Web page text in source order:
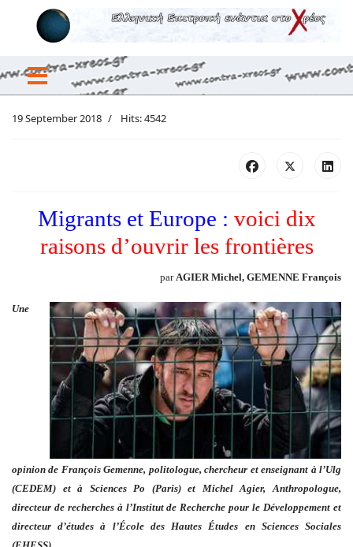
19 September 2018 Hits: 4542
Migrants et Europe : voici dix
raisons d’ouvrir les frontières
par AGIER Michel, GEMENNE François
Une
opinion de François Gemenne, politologue, chercheur et enseignant à l’Ulg
(CEDEM) et à Sciences Po (Paris) et Michel Agier, Anthropologue,
directeur de recherches à l’Institut de Recherche pour le Développement et
directeur d’études à l’École des Hautes Études en Sciences Sociales